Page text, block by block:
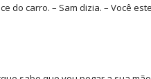
do carro. – Sam dizia. – Você